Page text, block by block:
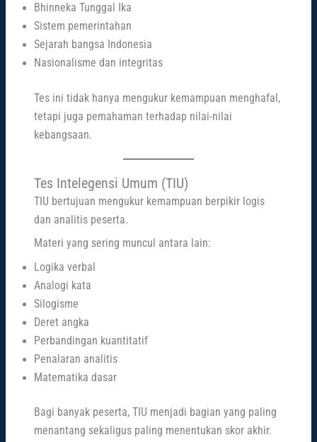
Bhinneka Tunggal Ika
Sistem pemerintahan
Sejarah bangsa Indonesia
Nasionalisme dan integritas
Tes ini tidak hanya mengukur kemampuan menghafal,
tetapi juga pemahaman terhadap nilai-nilai
kebangsaan.
Tes Intelegensi Umum (TIU)
TIU bertujuan mengukur kemampuan berpikir logis
dan analitis peserta.
Materi yang sering muncul antara lain:
Logika verbal
Analogi kata
Silogisme
Deret angka
Perbandingan kuantitatif
Penalaran analitis
Matematika dasar
Bagi banyak peserta, TIU menjadi bagian yang paling
menantang sekaligus paling menentukan skor akhir.